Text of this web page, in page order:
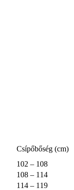
Csípőbőség (cm)
102 – 108
108 – 114
114 – 119